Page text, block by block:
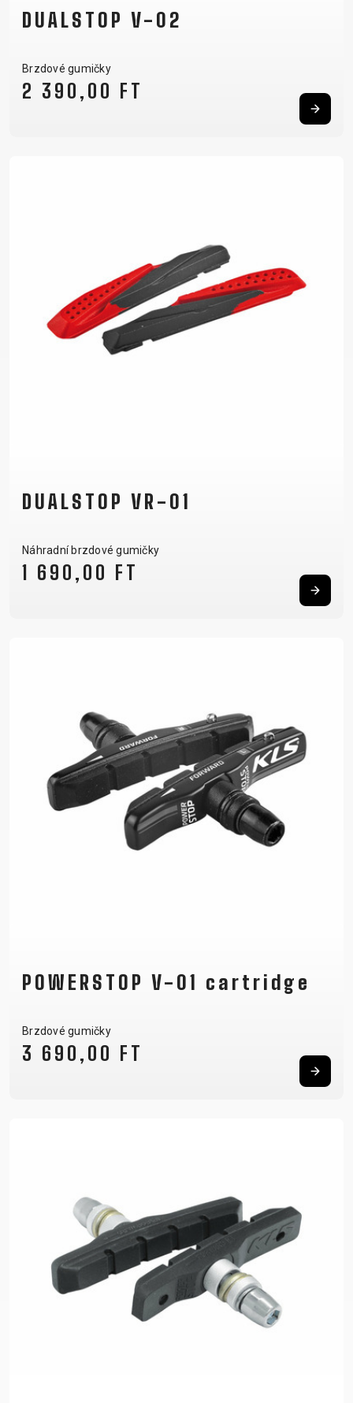
DUALSTOP V-02
Brzdové gumičky
2 390,00 FT
DUALSTOP VR-01
Náhradní brzdové gumičky
1 690,00 FT
POWERSTOP V-01 cartridge
Brzdové gumičky
3 690,00 FT